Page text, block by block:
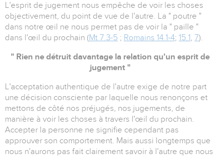
L'esprit de jugement nous empêche de voir les choses
objectivement, du point de vue de l'autre. La " poutre "
dans notre œil ne nous permet pas de voir la " paille "
dans l'œil du prochain (Mt 7.3-5 ; Romains 14.1-4; 15.1, 7).
" Rien ne détruit davantage la relation qu'un esprit de
jugement "
L'acceptation authentique de l'autre exige de notre part
une décision consciente par laquelle nous renonçons et
mettons de côté nos préjugés, nos jugements, de
manière à voir les choses à travers l'œil du prochain.
Accepter la personne ne signifie cependant pas
approuver son comportement. Mais aussi longtemps que
nous n'aurons pas fait clairement savoir à l'autre que nous